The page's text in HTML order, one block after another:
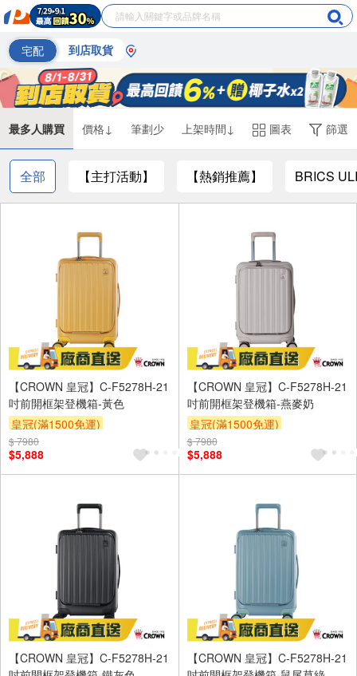
宅配 到店取貨
最多人購買 價格↓ 筆劃少 上架時間↓ 圖表 篩選
全部 【主打活動】 【熱銷推薦】 BRICS
【CROWN 皇冠】C-F5278H-21
吋前開框架登機箱-黃色
皇冠(滿1500免運)
$ 7980
$5,888
【CROWN 皇冠】C-F5278H-21
吋前開框架登機箱-燕麥奶
皇冠(滿1500免運)
$ 7980
$5,888
【CROWN 皇冠】C-F5278H-21
【CROWN 皇冠】C-F5278H-21